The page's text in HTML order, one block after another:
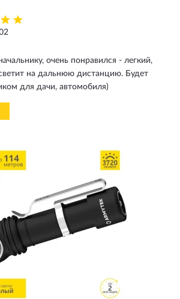
очень понравился - легкий,
на дальнюю дистанцию. Будет
для дачи, автомобиля)